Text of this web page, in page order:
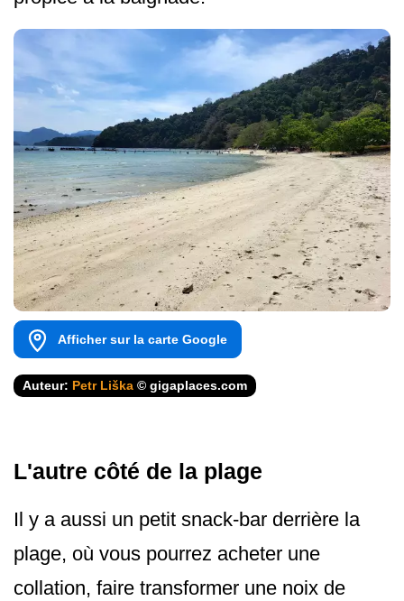
Afficher sur la carte Google
Auteur: Petr Liška © gigaplaces.com
L'autre côté de la plage
Il y a aussi un petit snack-bar derrière la
plage, où vous pourrez acheter une
collation, faire transformer une noix de